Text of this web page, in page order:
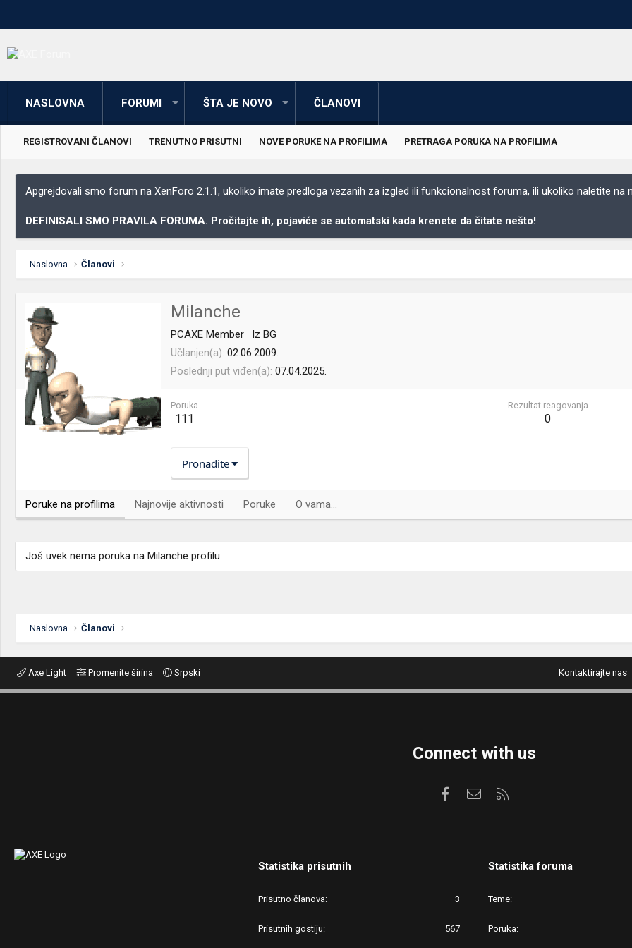
NASLOVNA FORUMI ŠTA JE NOVO ČLANOVI
REGISTROVANI ČLANOVI TRENUTNO PRISUTNI NOVE PORUKE NA PROFILIMA PRETRAGA PORUKA NA PROFILIMA
Apgrejdovali smo forum na XenForo 2.1.1, ukoliko imate predloga vezanih za izgled ili funkcionalnost foruma, ili ukoliko naletite na
DEFINISALI SMO PRAVILA FORUMA. Pročitajte ih, pojaviće se automatski kada krenete da čitate nešto!
Naslovna Članovi
Milanche
PCAXE Member · Iz BG
Učlanjen(a) 02.06.2009.
Poslednji put viđen(a) 07.04.2025.
Poruka
111
Rezultat reagovanja
0
Pronađite
Poruke na profilima Najnovije aktivnosti Poruke O vama...
Još uvek nema poruka na Milanche profilu.
Naslovna Članovi
Axe Light Promenite širina Srpski Kontaktirajte nas
Connect with us
FacebookKontaktirajte nas
Statistika prisutnih
Prisutno članova 3
Prisutnih gostiju 567
Statistika foruma
Teme
Poruka